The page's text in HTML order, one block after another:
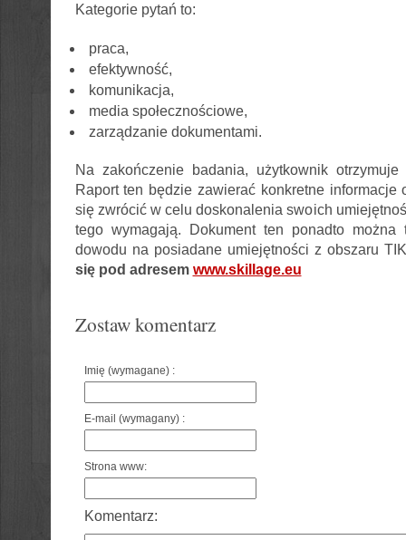
Kategorie pytań to:
praca,
efektywność,
komunikacja,
media społecznościowe,
zarządzanie dokumentami.
Na zakończenie badania, użytkownik
Raport ten będzie zawierać konkretne informacje
się zwrócić w celu doskonalenia swoich
tego wymagają. Dokument ten ponadto można
dowodu na posiadane umiejętności z obszaru
się pod adresem www.skillage.eu
Zostaw komentarz
Imię (wymagane) :
E-mail (wymagany) :
Strona www:
Komentarz: